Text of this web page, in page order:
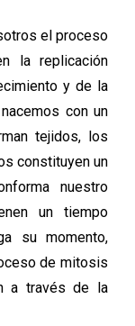
el proceso
la replicación
y de la
con un
tejidos, los
constituyen un
nuestro
un tiempo
su momento,
de mitosis
a través de la